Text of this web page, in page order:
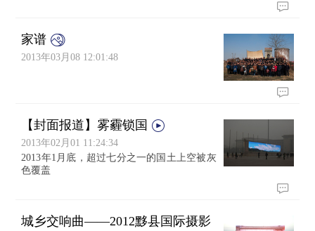
家谱
2013年03月08 12:01:48
【封面报道】雾霾锁国
2013年02月01 11:24:34
2013年1月底，超过七分之一的国土上空被灰
色覆盖
城乡交响曲——2012黟县国际摄影